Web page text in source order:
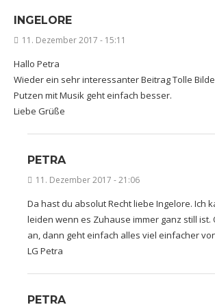
INGELORE
11. Dezember 2017 - 15:11
Hallo Petra
Wieder ein sehr interessanter Beitrag Tolle
Putzen mit Musik geht einfach besser.
Liebe Grüße
PETRA
11. Dezember 2017 - 21:06
Da hast du absolut Recht liebe Ingelore. Ich
leiden wenn es Zuhause immer ganz still ist.
an, dann geht einfach alles viel einfacher
LG Petra
PETRA